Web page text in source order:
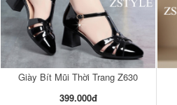
Giày Bít Mũi Thời Trang Z630
399.000đ